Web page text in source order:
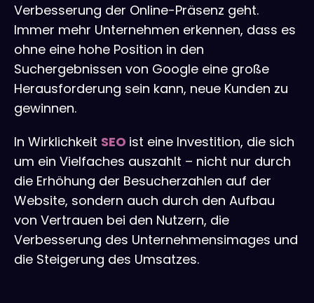
Verbesserung der Online-Präsenz geht.
Immer mehr Unternehmen erkennen, dass es
ohne eine hohe Position in den
Suchergebnissen von Google eine große
Herausforderung sein kann, neue Kunden zu
gewinnen.
In Wirklichkeit SEO ist eine Investition, die sich
um ein Vielfaches auszahlt – nicht nur durch
die Erhöhung der Besucherzahlen auf der
Website, sondern auch durch den Aufbau
von Vertrauen bei den Nutzern, die
Verbesserung des Unternehmensimages und
die Steigerung des Umsatzes.